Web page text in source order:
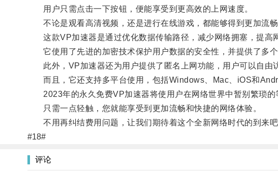
用户只需点击一下按钮，便能享受到更高效的上网速度。
不论是观看高清视频，还是进行在线游戏，都能够得到更加流畅
这款VP加速器是通过优化数据传输路径，减少网络拥塞，提高
它使用了先进的加密技术保护用户数据的安全性，并提供了多个
此外，VP加速器还为用户提供了匿名上网功能，用户可以自由
而且，它还支持多平台使用，包括Windows、Mac、iOS和
2023年的永久免费VP加速器将使用户在网络世界中暂别繁琐的
只需一点轻触，您就能享受到更加流畅和快捷的网络体验。
不用再纠结费用问题，让我们期待着这个全新网络时代的到来吧
#18#
评论